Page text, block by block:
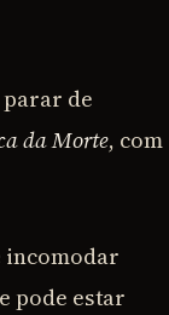
parar de
da Morte, com
incomodar
pode estar